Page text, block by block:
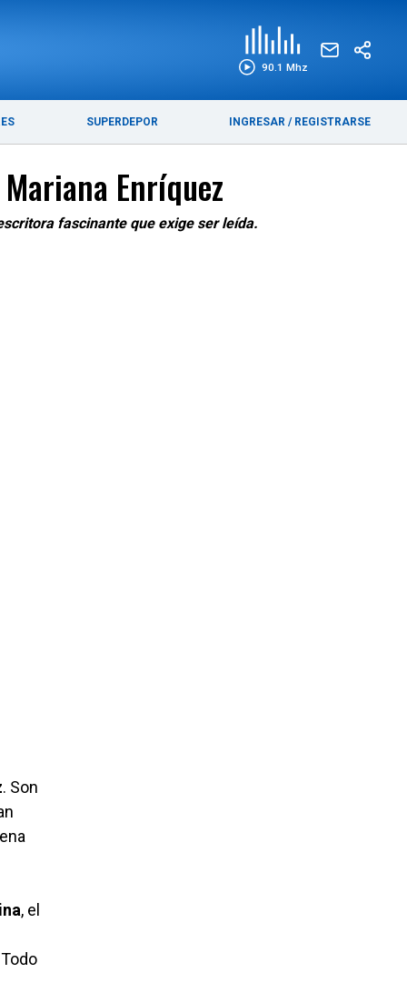
90.1 Mhz
SUPERDEPOR INGRESAR / REGISTRARSE
Enríquez
fascinante que exige ser leída.
. Son
, el